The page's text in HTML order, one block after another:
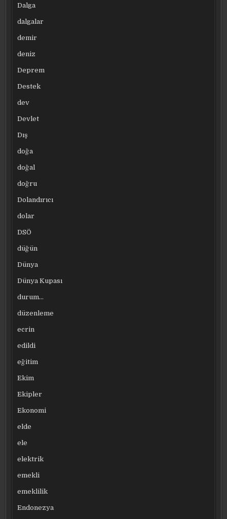
Dalga
dalgalar
demir
deniz
Deprem
Destek
dev
Devlet
Dış
doğa
doğal
doğru
Dolandırıcı
dolar
DSÖ
düğün
Dünya
Dünya Kupası
durum…
düzenleme
ecrin
edildi
eğitim
Ekim
Ekipler
Ekonomi
elde
ele
elektrik
emekli
emeklilik
Endonezya